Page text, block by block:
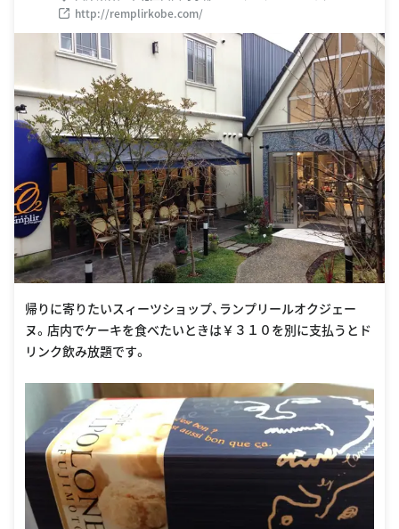
ーヌ
http://remplirkobe.com/
帰りに寄りたいスィーツショップ、ランプリールオクジェー
ヌ。店内でケーキを食べたいときは￥３１０を別に支払うとド
リンク飲み放題です。